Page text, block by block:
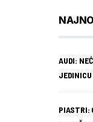
AUDI:
PIASTRI: